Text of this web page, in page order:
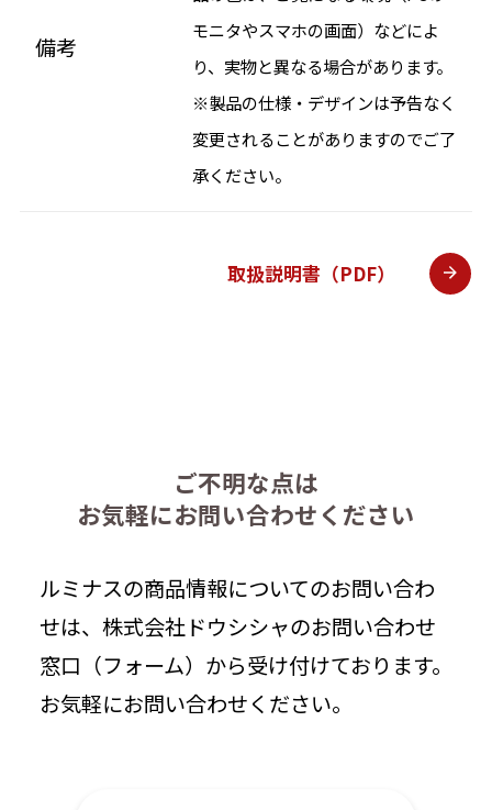
備考
モニタやスマホの画面）などによ
り、実物と異なる場合があります。
※製品の仕様・デザインは予告なく
変更されることがありますのでご了
承ください。
取扱説明書（PDF）
ご不明な点は
お気軽にお問い合わせください
ルミナスの商品情報についてのお問い合わ
せは、株式会社ドウシシャのお問い合わせ
窓口（フォーム）から受け付けております。
お気軽にお問い合わせください。